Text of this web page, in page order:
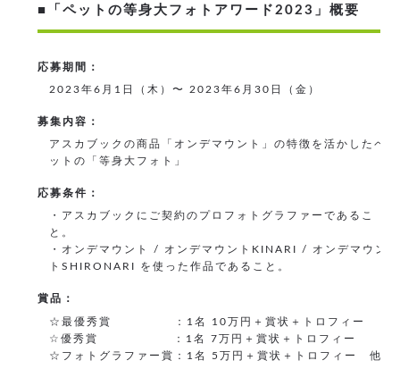
■「ペットの等身大フォトアワード2023」概要
応募期間：
2023年6月1日（木）〜 2023年6月30日（金）
募集内容：
アスカブックの商品「オンデマウント」の特徴を活かしたペ
ットの「等身大フォト」
応募条件：
・アスカブックにご契約のプロフォトグラファーであるこ
と。
・オンデマウント / オンデマウントKINARI / オンデマウン
トSHIRONARI を使った作品であること。
賞品：
☆最優秀賞 ：1名 10万円＋賞状＋トロフィー
☆優秀賞 ：1名 7万円＋賞状＋トロフィー
☆フォトグラファー賞：1名 5万円＋賞状＋トロフィー 他